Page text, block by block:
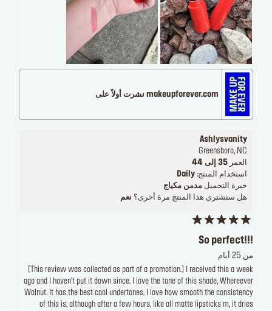
makeupforever.com نشرت أولاً على
Ashlysvanity
Greensboro, NC
العمر 35 إلى 44
استخدام المنتج: Daily
خبرة التجميل مدمن مكياج
هل ستشتري هذا المنتج مرة أخرى؟ نعم
So perfect!!!
من 25 أيام
[This review was collected as part of a promotion.] I received this a week
ago and I haven't put it down since. I love the tone of this shade, Whereever
Walnut. It has the best cool undertones. I love how smooth the consistency
of this is, although after a few hours, like all matte lipsticks m, it dries